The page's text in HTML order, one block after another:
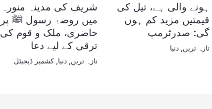
ہونے والی ہے، تیل کی
قیمتیں مزید کم ہوں
گی: صدرٹرمپ
تازہ ترین ,دنیا
شریف کی مدینہ منورہ
میں روضۂ رسول ﷺ پر
حاضری، ملک و قوم کی
ترقی کے لیے دعا
تازہ ترین ,دنیا ,کشمیر ڈیجیٹل